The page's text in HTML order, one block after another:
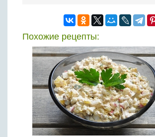
Похожие рецепты: